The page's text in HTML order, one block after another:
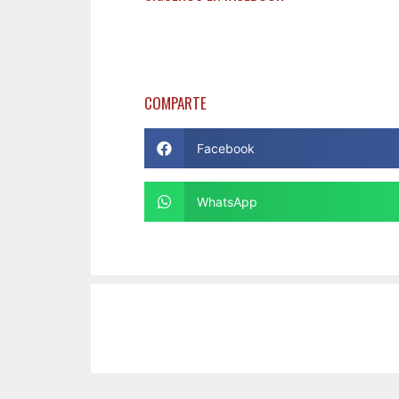
COMPARTE
Facebook
WhatsApp